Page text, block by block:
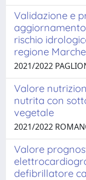
Validazione e
rischio
regione
2021/2022
Valore
nutrita con
vegetale
2021/2022
Valore
defibrillatore